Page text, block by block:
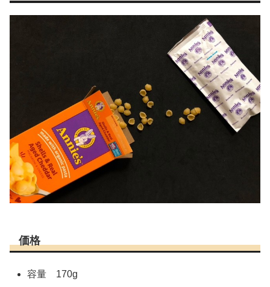
価格
容量 170g